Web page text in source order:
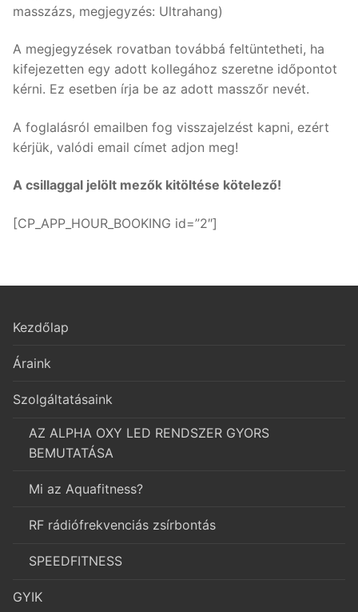
SPEEDFITNESS
masszázs, megjegyzés: Ultrahang)
A megjegyzések rovatban továbbá feltüntetheti, ha
kifejezetten egy adott kollegához szeretne időpontot
kérni. Ez esetben írja be az adott masszőr nevét.
A foglalásról emailben fog visszajelzést kapni, ezért
kérjük, valódi email címet adjon meg!
A csillaggal jelölt mezők kitöltése kötelező!
[CP_APP_HOUR_BOOKING id=”2″]
Kezdőlap
Áraink
Szolgáltatásaink
AZ ALPHA OXY LED RENDSZER GYORS
BEMUTATÁSA
Mi az Aquafitness?
RF rádiófrekvenciás zsírbontás
SPEEDFITNESS
GYIK